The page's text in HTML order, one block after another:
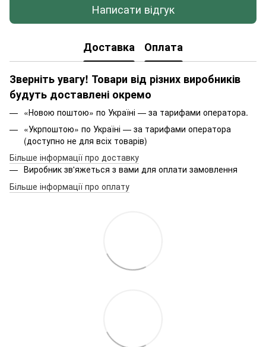
Написати відгук
Доставка Оплата
Зверніть увагу! Товари від різних виробників
будуть доставлені окремо
«Новою поштою» по Україні — за тарифами оператора.
«Укрпоштою» по Україні — за тарифами оператора
(доступно не для всіх товарів)
Більше інформації про доставку
Виробник зв'яжеться з вами для оплати замовлення
Більше інформації про оплату